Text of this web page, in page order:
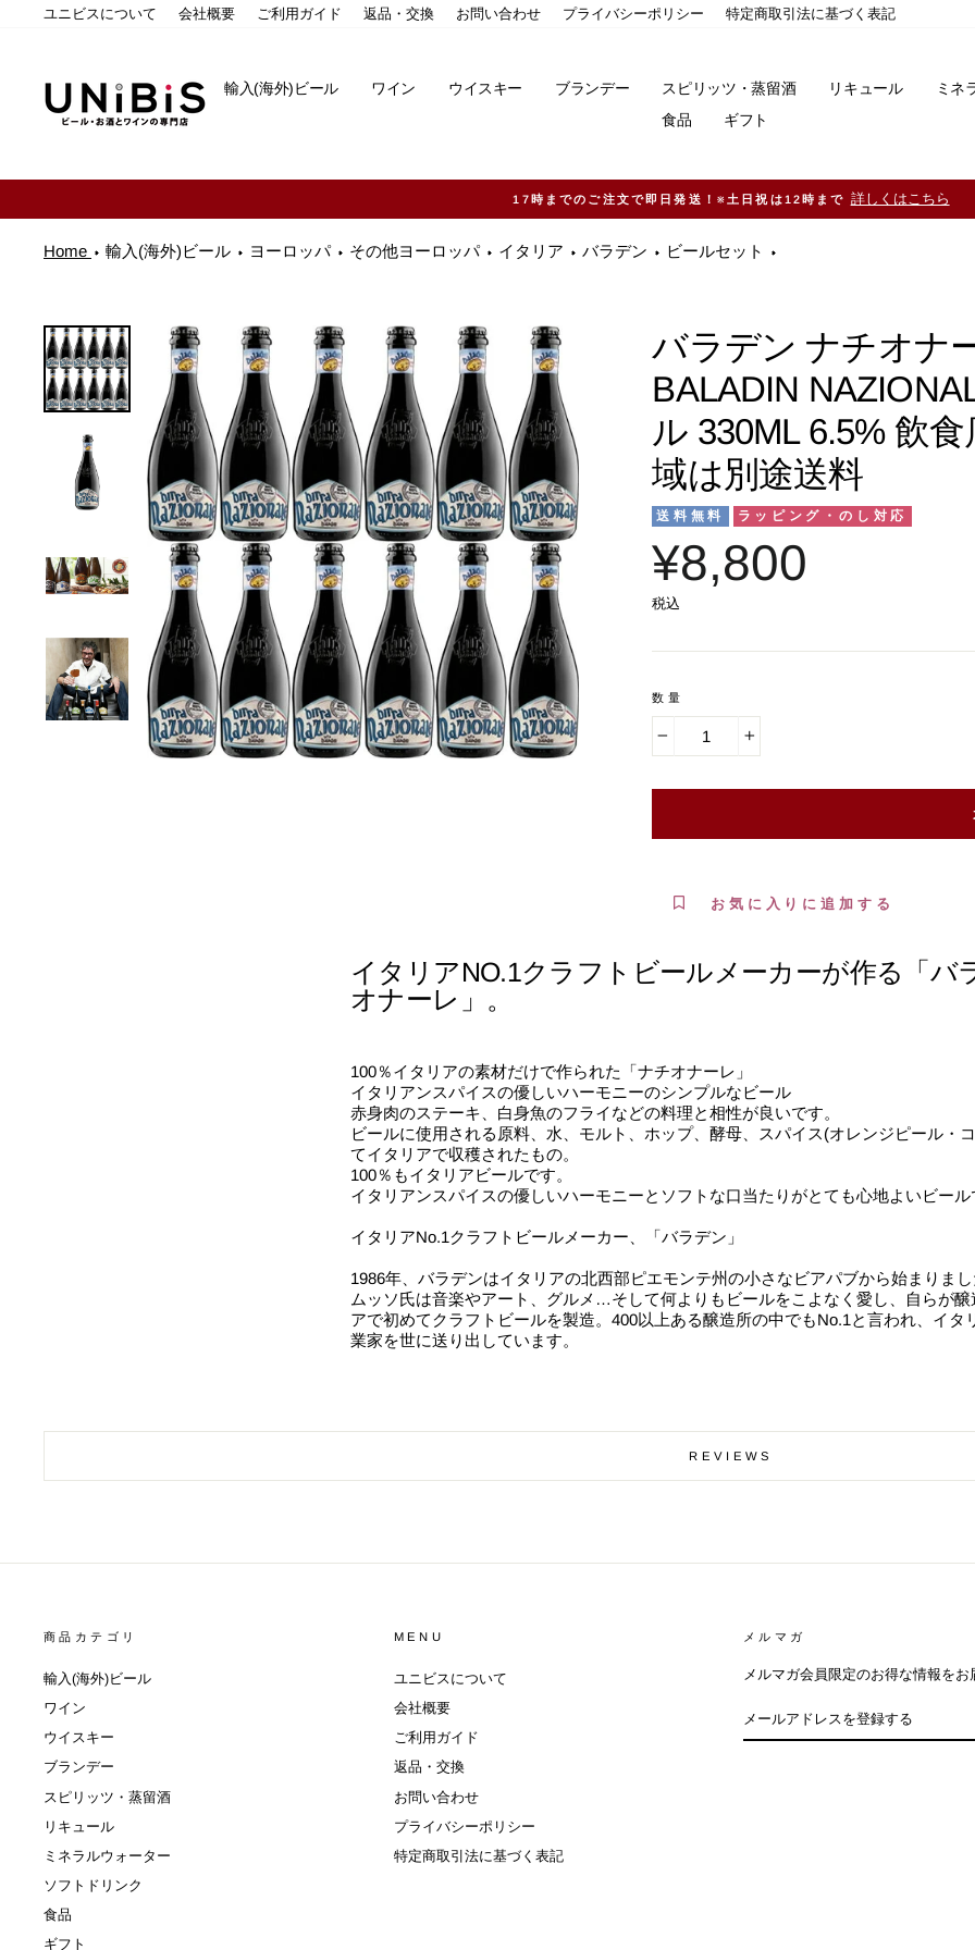
ッ
す
ユニビスについて 会社概要 ご利用ガイド 返品・交換 お問い合わせ プライバシーポリシー 特定商取引法に基づく表記
輸入(海外)ビール ワイン ウイスキー ブランデー スピリッツ・蒸留酒 リキュール ミネ
食品
ギフト
17時までのご注文で即日発送！※土日祝は12時まで 詳しくはこちら
Home 輸入(海外)ビール ヨーロッパ その他ヨーロッパ イタリア バラデン ビールセット
バラデン ナチオナ
BALADIN
ル 330ML 6.5% 飲
域は別途送料
送料無料 ラッピング・のし対応
¥8,800
税込
数量
お気に入りに追加する
イタリアNO.1クラフトビールメーカーが作る「バ
オナーレ」。
100％イタリアの素材だけで作られた「ナチオナーレ」
イタリアンスパイスの優しいハーモニーのシンプルなビール
赤身肉のステーキ、白身魚のフライなどの料理と相性が良いです。
ビールに使用される原料、水、モルト、ホップ、酵母、スパイス(オレンジピール・
てイタリアで収穫されたもの。
100％もイタリアビールです。
イタリアンスパイスの優しいハーモニーとソフトな口当たりがとても心地よいビール
イタリアNo.1クラフトビールメーカー、「バラデン」
1986年、バラデンはイタリアの北西部ピエモンテ州の小さなビアパブから始まりまし
ムッソ氏は音楽やアート、グルメ…そして何よりもビールをこよなく愛し、自らが醸
アで初めてクラフトビールを製造。400以上ある醸造所の中でもNo.1と言われ、イタ
業家を世に送り出しています。
REVIEWS
商品カテゴリ
輸入(海外)ビール
ワイン
ウイスキー
ブランデー
スピリッツ・蒸留酒
リキュール
ミネラルウォーター
ソフトドリンク
食品
ギフト
MENU
ユニビスについて
会社概要
ご利用ガイド
返品・交換
お問い合わせ
プライバシーポリシー
特定商取引法に基づく表記
メルマガ
メルマガ会員限定のお得な情報をお
ー
ア